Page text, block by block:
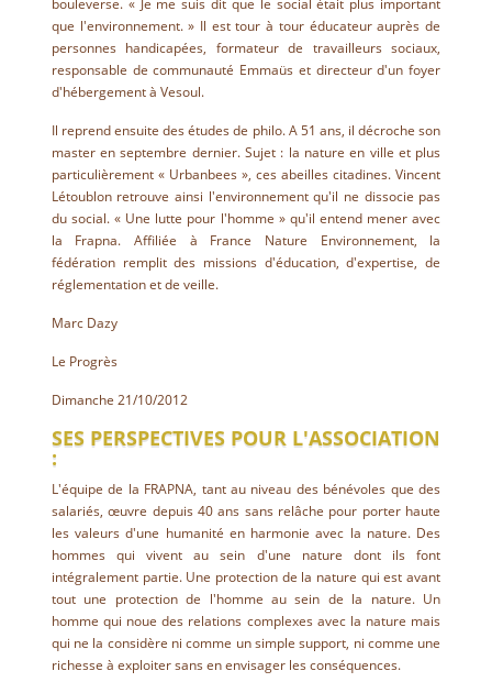
bouleverse. « Je me suis dit que le social était plus important
que l'environnement. » Il est tour à tour éducateur auprès de
personnes handicapées, formateur de travailleurs sociaux,
responsable de communauté Emmaüs et directeur d'un foyer
d'hébergement à Vesoul.
Il reprend ensuite des études de philo. A 51 ans, il décroche son
master en septembre dernier. Sujet : la nature en ville et plus
particulièrement « Urbanbees », ces abeilles citadines. Vincent
Létoublon retrouve ainsi l'environnement qu'il ne dissocie pas
du social. « Une lutte pour l'homme » qu'il entend mener avec
la Frapna. Affiliée à France Nature Environnement, la
fédération remplit des missions d'éducation, d'expertise, de
réglementation et de veille.
Marc Dazy
Le Progrès
Dimanche 21/10/2012
SES PERSPECTIVES POUR L'ASSOCIATION
:
L'équipe de la FRAPNA, tant au niveau des bénévoles que des
salariés, œuvre depuis 40 ans sans relâche pour porter haute
les valeurs d'une humanité en harmonie avec la nature. Des
hommes qui vivent au sein d'une nature dont ils font
intégralement partie. Une protection de la nature qui est avant
tout une protection de l'homme au sein de la nature. Un
homme qui noue des relations complexes avec la nature mais
qui ne la considère ni comme un simple support, ni comme une
richesse à exploiter sans en envisager les conséquences.